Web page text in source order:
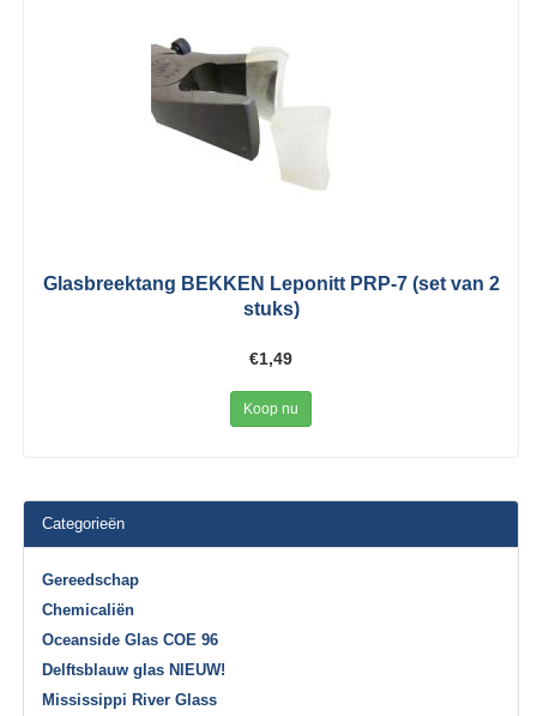
Glasbreektang BEKKEN Leponitt PRP-7 (set van 2
stuks)
€1,49
Koop nu
Categorieën
Gereedschap
Chemicaliën
Oceanside Glas COE 96
Delftsblauw glas NIEUW!
Mississippi River Glass